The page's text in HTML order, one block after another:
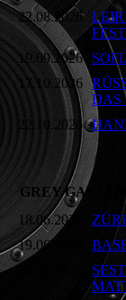
22.08.2026
19.09.2026
17.10.2026
DAS
22.10.2026
GREY
18.06.2026
19.06.2026